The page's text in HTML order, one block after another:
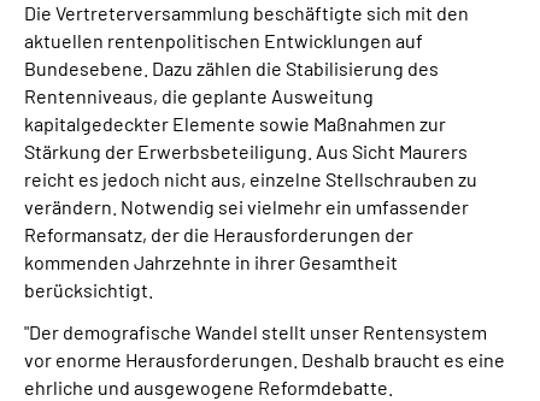
Die Vertreterversammlung beschäftigte sich mit den
aktuellen rentenpolitischen Entwicklungen auf
Bundesebene. Dazu zählen die Stabilisierung des
Rentenniveaus, die geplante Ausweitung
kapitalgedeckter Elemente sowie Maßnahmen zur
Stärkung der Erwerbsbeteiligung. Aus Sicht Maurers
reicht es jedoch nicht aus, einzelne Stellschrauben zu
verändern. Notwendig sei vielmehr ein umfassender
Reformansatz, der die Herausforderungen der
kommenden Jahrzehnte in ihrer Gesamtheit
berücksichtigt.
"Der demografische Wandel stellt unser Rentensystem
vor enorme Herausforderungen. Deshalb braucht es eine
ehrliche und ausgewogene Reformdebatte.